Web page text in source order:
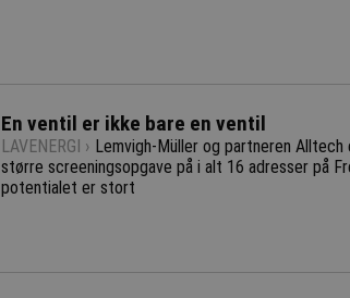
En ventil er ikke bare en ventil
LAVENERGI › Lemvigh-Müller og partneren Alltech
større screeningsopgave på i alt 16 adresser på
potentialet er stort